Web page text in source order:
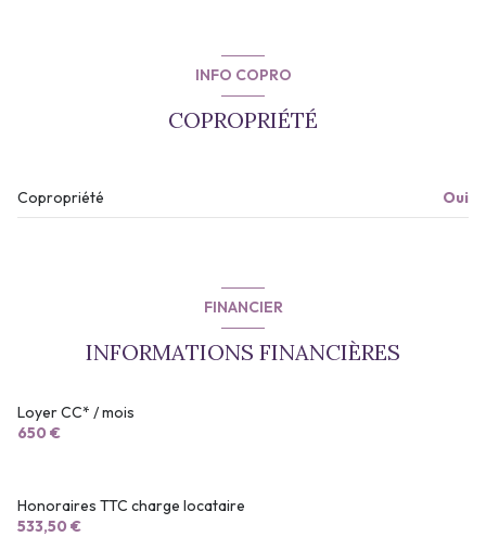
INFO COPRO
COPROPRIÉTÉ
Copropriété Oui
FINANCIER
INFORMATIONS FINANCIÈRES
Loyer CC* / mois
650 €
Honoraires TTC charge locataire
533,50 €